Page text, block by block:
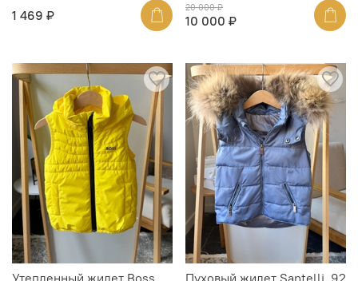
1 469 ₽
20 000 ₽
10 000 ₽
Утепленный жилет Boss,
Пуховый жилет Santelli, 92